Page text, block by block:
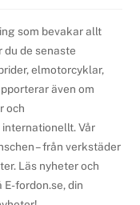
som bevakar allt
du de senaste
elmotorcyklar,
även om
och
Vår
– från verkstäder
Läs nyheter och
fordon.se, din